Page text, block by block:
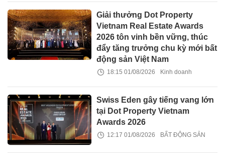
Giải thưởng Dot Property
Vietnam Real Estate Awards
2026 tôn vinh bền vững, thúc
đẩy tăng trưởng chu kỳ mới bất
động sản Việt Nam
18:15 01/08/2026 Kinh doanh
Swiss Eden gây tiếng vang lớn
tại Dot Property Vietnam
Awards 2026
12:17 01/08/2026 BẤT ĐỘNG SẢN